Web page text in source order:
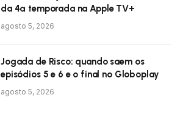
da 4ª temporada na Apple TV+
agosto 5, 2026
Jogada de Risco: quando saem os
episódios 5 e 6 e o final no Globoplay
agosto 5, 2026